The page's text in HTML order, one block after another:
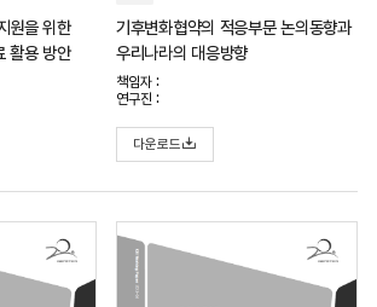
원을 위한
활용 방안
기후변화협약의 적응부문 논의동향과
우리나라의 대응방향
책임자 :
연구진 :
다운로드